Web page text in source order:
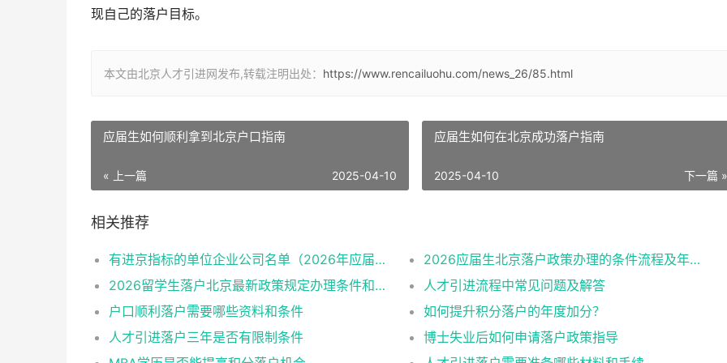
现自己的落户目标。
本文由北京人才引进网发布,转载注明出处： https://www.rencailuohu.com/news_26/85.html
应届生如何顺利拿到北京户口指南
« 上一篇 2025-04-10
应届生如何在北京成功落户指南
下一篇 »
2025-04-10
相关推荐
有进京指标的单位企业公司名单（2026年应届生留学生）
2026应届生北京落户政策办理的条件流程及年龄限制
2026留学生落户北京最新政策规定办理条件和材料及流程
人才引进流程中常见问题及解答
户口顺利落户需要哪些资料和条件
如何提升积分落户的年度加分？
人才引进落户三年是否有限制条件
博士失业后如何申请落户政策指导